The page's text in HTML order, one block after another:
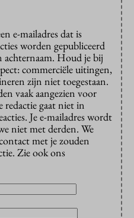
e-mailadres dat is
worden gepubliceerd
Houd je bij
commerciële uitingen,
zijn niet toegestaan.
vaak aangezien voor
redactie gaat niet in
Je e-mailadres wordt
niet met derden. We
met je zouden
Zie ook ons